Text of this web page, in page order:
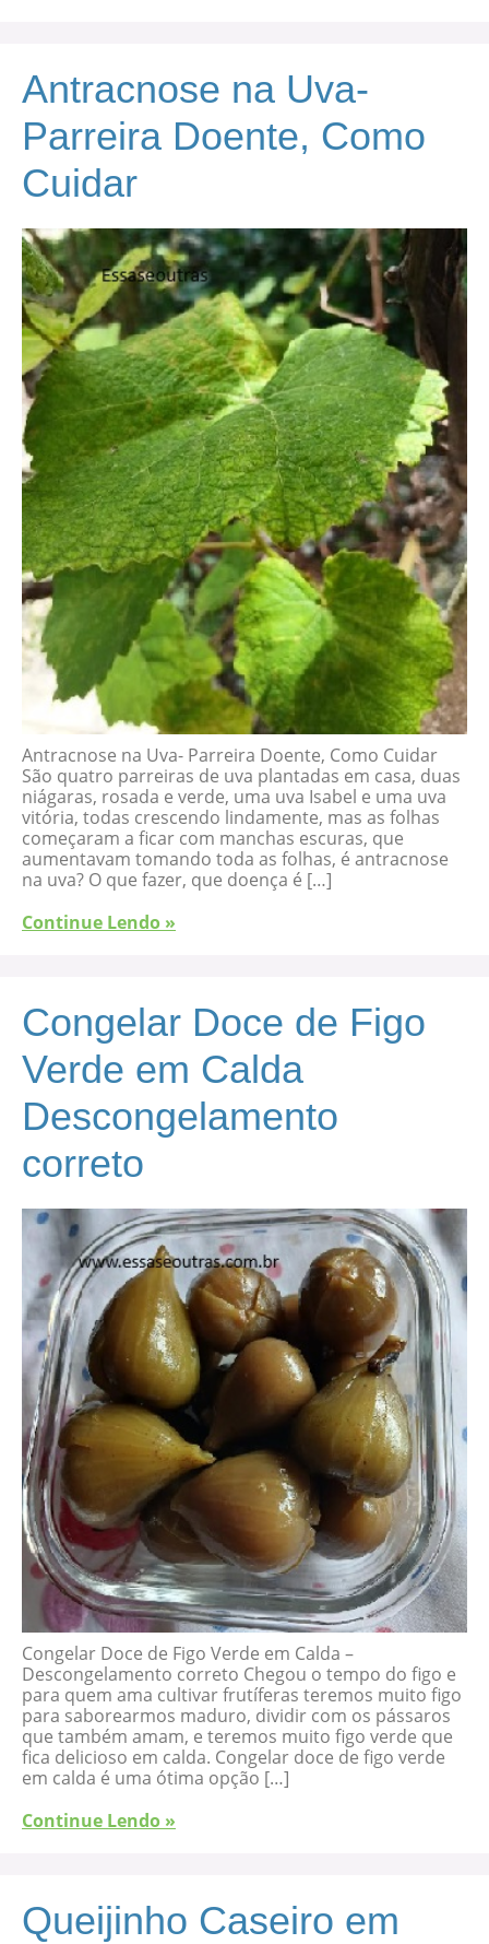
Antracnose na Uva-
Parreira Doente, Como
Cuidar
Antracnose na Uva- Parreira Doente, Como Cuidar
São quatro parreiras de uva plantadas em casa, duas
niágaras, rosada e verde, uma uva Isabel e uma uva
vitória, todas crescendo lindamente, mas as folhas
começaram a ficar com manchas escuras, que
aumentavam tomando toda as folhas, é antracnose
na uva? O que fazer, que doença é […]
Continue Lendo »
Congelar Doce de Figo
Verde em Calda
Descongelamento
correto
Congelar Doce de Figo Verde em Calda –
Descongelamento correto Chegou o tempo do figo e
para quem ama cultivar frutíferas teremos muito figo
para saborearmos maduro, dividir com os pássaros
que também amam, e teremos muito figo verde que
fica delicioso em calda. Congelar doce de figo verde
em calda é uma ótima opção […]
Continue Lendo »
Queijinho Caseiro em